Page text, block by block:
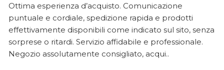
Ottima esperienza d’acquisto. Comunicazione
puntuale e cordiale, spedizione rapida e prodotti
effettivamente disponibili come indicato sul sito, senza
sorprese o ritardi. Servizio affidabile e professionale.
Negozio assolutamente consigliato, acqui..